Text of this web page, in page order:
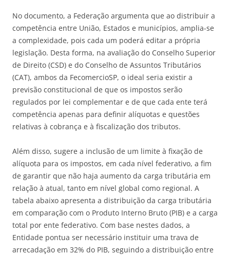
No documento, a Federação argumenta que ao distribuir a
competência entre União, Estados e municípios, amplia-se
a complexidade, pois cada um poderá editar a própria
legislação. Desta forma, na avaliação do Conselho Superior
de Direito (CSD) e do Conselho de Assuntos Tributários
(CAT), ambos da FecomercioSP, o ideal seria existir a
previsão constitucional de que os impostos serão
regulados por lei complementar e de que cada ente terá
competência apenas para definir alíquotas e questões
relativas à cobrança e à fiscalização dos tributos.
Além disso, sugere a inclusão de um limite à fixação de
alíquota para os impostos, em cada nível federativo, a fim
de garantir que não haja aumento da carga tributária em
relação à atual, tanto em nível global como regional. A
tabela abaixo apresenta a distribuição da carga tributária
em comparação com o Produto Interno Bruto (PIB) e a carga
total por ente federativo. Com base nestes dados, a
Entidade pontua ser necessário instituir uma trava de
arrecadação em 32% do PIB, seguindo a distribuição entre